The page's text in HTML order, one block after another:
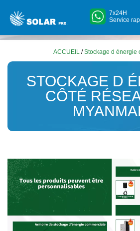
7x24H
Service
ACCUEIL /Stockage d énergie
STOCKAGE D
CÔTÉ